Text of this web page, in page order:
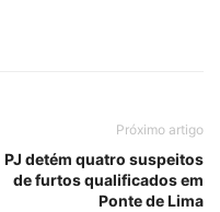
Próximo artigo
PJ detém quatro suspeitos
de furtos qualificados em
Ponte de Lima